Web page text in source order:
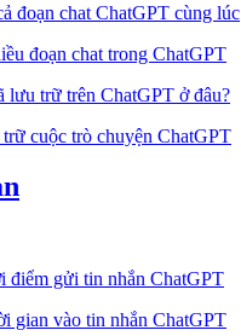
đoạn chat ChatGPT cùng lúc
đoạn chat trong ChatGPT
lưu trữ trên ChatGPT ở đâu?
cuộc trò chuyện ChatGPT
điểm gửi tin nhắn ChatGPT
gian vào tin nhắn ChatGPT